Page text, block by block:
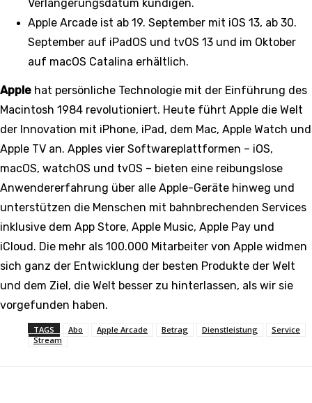
Verlängerungsdatum kündigen.
Apple Arcade ist ab 19. September mit iOS 13, ab 30.
September auf iPadOS und tvOS 13 und im Oktober
auf macOS Catalina erhältlich.
Apple hat persönliche Technologie mit der Einführung des
Macintosh 1984 revolutioniert. Heute führt Apple die Welt
der Innovation mit iPhone, iPad, dem Mac, Apple Watch und
Apple TV an. Apples vier Softwareplattformen – iOS,
macOS, watchOS und tvOS – bieten eine reibungslose
Anwendererfahrung über alle Apple-Geräte hinweg und
unterstützen die Menschen mit bahnbrechenden Services
inklusive dem App Store, Apple Music, Apple Pay und
iCloud. Die mehr als 100.000 Mitarbeiter von Apple widmen
sich ganz der Entwicklung der besten Produkte der Welt
und dem Ziel, die Welt besser zu hinterlassen, als wir sie
vorgefunden haben.
TAGS Abo Apple Arcade Betrag Dienstleistung
Service
Stream